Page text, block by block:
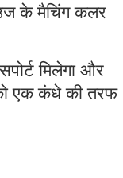
के मैचिंग कलर
मिलेगा और
एक कंधे की तरफ